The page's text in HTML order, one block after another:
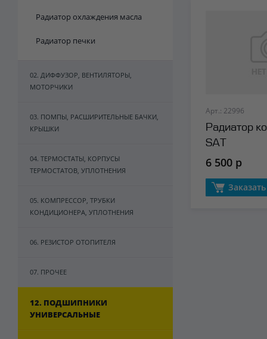
Радиатор охлаждения масла
Радиатор печки
02. ДИФФУЗОР, ВЕНТИЛЯТОРЫ,
МОТОРЧИКИ
03. ПОМПЫ, РАСШИРИТЕЛЬНЫЕ БАЧКИ,
КРЫШКИ
04. ТЕРМОСТАТЫ, КОРПУСЫ
ТЕРМОСТАТОВ, УПЛОТНЕНИЯ
05. КОМПРЕССОР, ТРУБКИ
КОНДИЦИОНЕРА, УПЛОТНЕНИЯ
06. РЕЗИСТОР ОТОПИТЕЛЯ
07. ПРОЧЕЕ
12. ПОДШИПНИКИ
УНИВЕРСАЛЬНЫЕ
Арт.: 22996
Радиатор
SAT
6 500 р
Заказать